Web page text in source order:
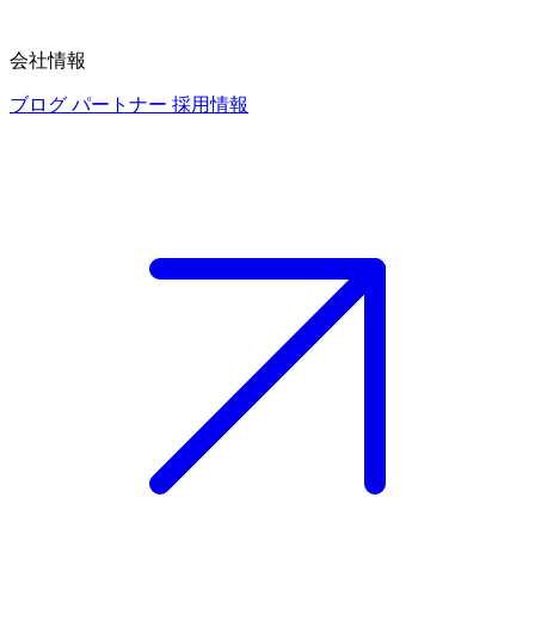
会社情報
ブログ パートナー 採用情報